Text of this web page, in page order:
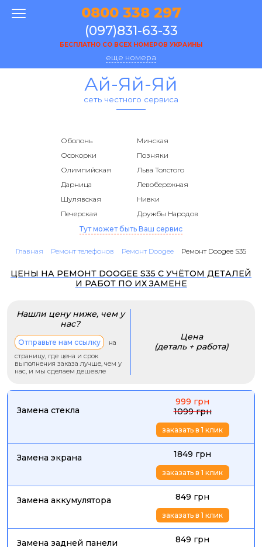
0800 338 297
(097)831-63-33
БЕСПЛАТНО СО ВСЕХ НОМЕРОВ УКРАИНЫ
еще номера
Ай-Яй-Яй
сеть честного сервиса
Оболонь
Минская
Осокорки
Позняки
Олимпийская
Льва Толстого
Дарница
Левобережная
Шулявская
Нивки
Печерская
Дружбы Народов
Тут может быть Ваш сервис
Главная Ремонт телефонов Ремонт Doogee Ремонт Doogee S35
ЦЕНЫ НА РЕМОНТ DOOGEE S35 С УЧЁТОМ ДЕТАЛЕЙ
И РАБОТ ПО ИХ ЗАМЕНЕ
Нашли цену ниже, чем у
нас?
Отправьте нам ссылку
на
страницу, где цена и срок
выполнения заказа лучше, чем у
нас, и мы сделаем дешевле
Цена
(деталь + работа)
Замена стекла
999 грн
1099 грн
заказать в 1 клик
Замена экрана 1849 грн
заказать в 1 клик
Замена аккумулятора 849 грн
заказать в 1 клик
Замена задней панели 849 грн